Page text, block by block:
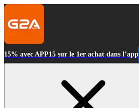
15% avec APP15 sur le 1er achat dans l’app